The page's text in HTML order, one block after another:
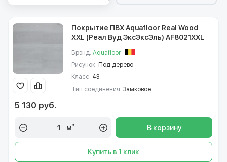
Покрытие ПВХ Aquafloor Real Wood
XXL (Реал Вуд ЭксЭксЭль) AF8021XXL
Брэнд: Aquafloor
Рисунок: Под дерево
Класс: 43
Тип соединения: Замковое
5 130 руб.
м² В корзину
Купить в 1 клик